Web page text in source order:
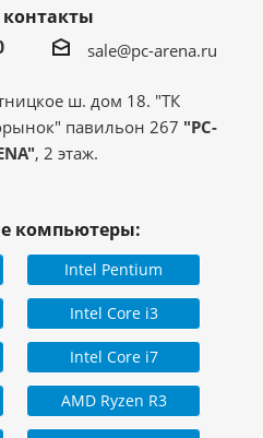
sale@pc-arena.ru
ш. дом 18. "ТК
павильон 267 "PC-
, 2 этаж.
компьютеры:
Intel Pentium
Intel Core i3
Intel Core i7
AMD Ryzen R3